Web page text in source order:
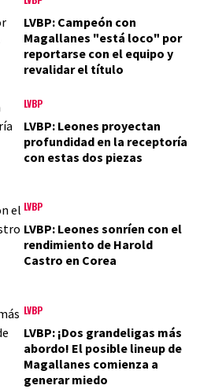
LVBP: Campeón con
Magallanes "está loco" por
reportarse con el equipo y
revalidar el título
LVBP
LVBP: Leones proyectan
profundidad en la receptoría
con estas dos piezas
LVBP
LVBP: Leones sonríen con el
rendimiento de Harold
Castro en Corea
LVBP
LVBP: ¡Dos grandeligas más
abordo! El posible lineup de
Magallanes comienza a
generar miedo